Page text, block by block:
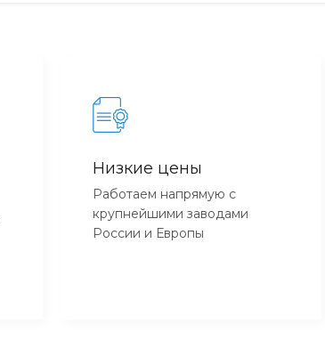
Низкие цены
Работаем напрямую с
крупнейшими заводами
России и Европы